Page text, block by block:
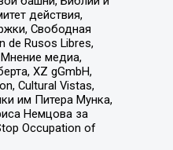
действия,
Свободная
de Rusos Libres,
медиа,
XZ gGmbH,
Cultural Vistas,
им Питера Мунка,
Немцова за
Occupation of